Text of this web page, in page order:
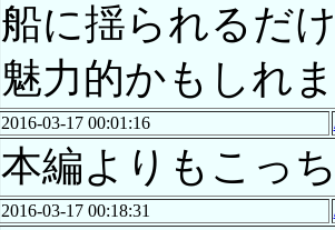
船に揺られるだ
魅力的かもしれ
2016-03-17 00:01:16
本編よりもこっ
2016-03-17 00:18:31